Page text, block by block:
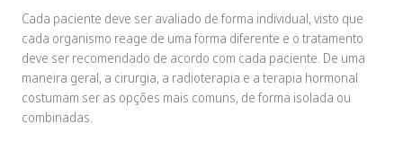
Cada paciente deve ser avaliado de forma individual, visto que
cada organismo reage de uma forma diferente e o tratamento
deve ser recomendado de acordo com cada paciente. De uma
maneira geral, a cirurgia, a radioterapia e a terapia hormonal
costumam ser as opções mais comuns, de forma isolada ou
combinadas.